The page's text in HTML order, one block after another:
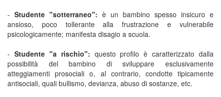
- Studente "sotterraneo": è un bambino spesso insicuro e
ansioso, poco tollerante alla frustrazione e vulnerabile
psicologicamente; manifesta disagio a scuola.
- Studente "a rischio": questo profilo è caratterizzato dalla
possibilità del bambino di sviluppare esclusivamente
atteggiamenti prosociali o, al contrario, condotte tipicamente
antisociali, quali bullismo, devianza, abuso di sostanze, etc.